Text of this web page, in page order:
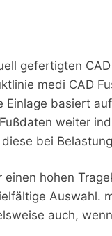
gefertigten
medi CAD
Einlage basiert
weiter
bei
hohen
Auswahl.
auch,